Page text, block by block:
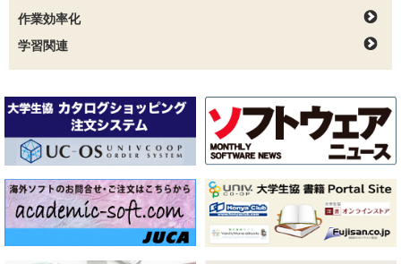
作業効率化
学習関連